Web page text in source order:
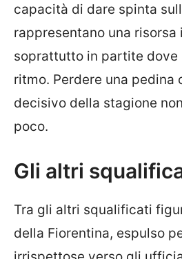
capacità di dare spinta
rappresentano una
soprattutto in partite dove
ritmo. Perdere una pedina
decisivo della stagione
poco.
Gli altri
Tra gli altri squalificati
della Fiorentina, espulso